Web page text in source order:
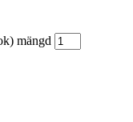
mängd